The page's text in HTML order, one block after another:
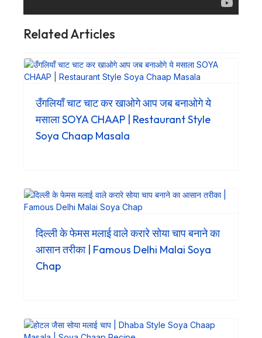
Related Articles
उँगलियाँ चाट चाट कर खाओगे आप जब बनाओगे ये
मसाला SOYA CHAAP | Restaurant Style
Soya Chaap Masala
दिल्ली के फेमस मलाई वाले करारे सोया चाप बनाने का
आसान तरीका | Famous Delhi Malai Soya
Chap